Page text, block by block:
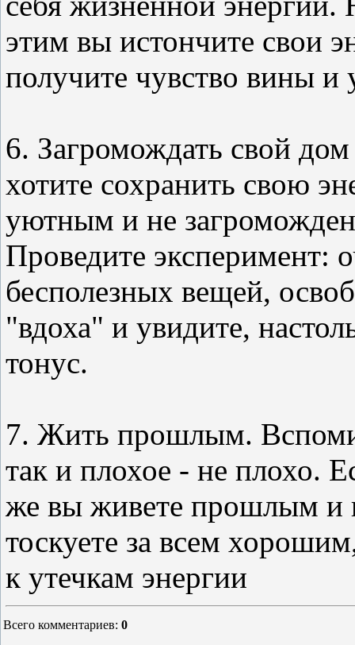
этим вы истончите свои
получите чувство вины и
6. Загромождать свой
хотите сохранить свою
уютным и не
Проведите эксперимент:
бесполезных вещей,
"вдоха" и увидите,
тонус.
7. Жить прошлым.
так и плохое - не плохо.
же вы живете прошлым и
тоскуете за всем
к утечкам энергии
Всего комментариев: 0